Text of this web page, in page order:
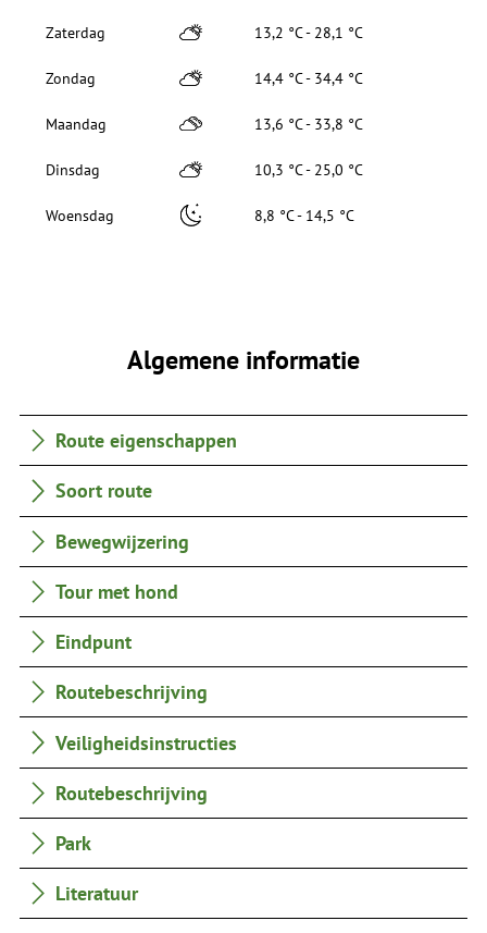
Zaterdag 13,2 °C - 28,1 °C
Zondag 14,4 °C - 34,4 °C
Maandag 13,6 °C - 33,8 °C
Dinsdag 10,3 °C - 25,0 °C
Woensdag 8,8 °C - 14,5 °C
Algemene informatie
Route eigenschappen
Soort route
Bewegwijzering
Tour met hond
Eindpunt
Routebeschrijving
Veiligheidsinstructies
Routebeschrijving
Park
Literatuur